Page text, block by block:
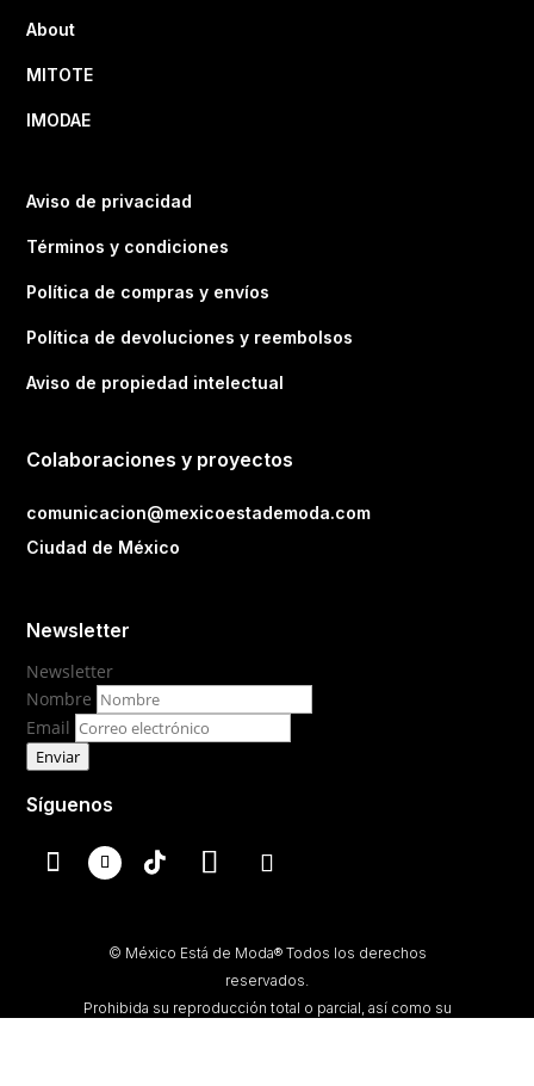
About
MITOTE
IMODAE
Aviso de privacidad
Términos y condiciones
Política de compras y envíos
Política de devoluciones y reembolsos
Aviso de propiedad intelectual
Colaboraciones y proyectos
comunicacion@mexicoestademoda.com
Ciudad de México
Newsletter
Newsletter
Nombre
Email
Enviar
Síguenos
© México Está de Moda® Todos los derechos
reservados.
Prohibida su reproducción total o parcial, así como su